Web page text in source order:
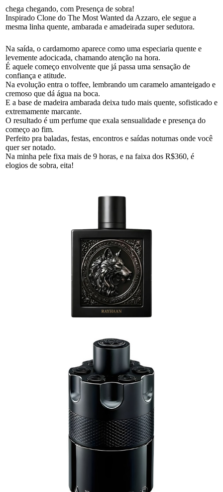
chega chegando, com Presença de sobra!
Inspirado Clone do The Most Wanted da Azzaro, ele segue a
mesma linha quente, ambarada e amadeirada super sedutora.
Na saída, o cardamomo aparece como uma especiaria quente e
levemente adocicada, chamando atenção na hora.
É aquele começo envolvente que já passa uma sensação de
confiança e atitude.
Na evolução entra o toffee, lembrando um caramelo amanteigado e
cremoso que dá água na boca.
E a base de madeira ambarada deixa tudo mais quente, sofisticado e
extremamente marcante.
O resultado é um perfume que exala sensualidade e presença do
começo ao fim.
Perfeito pra baladas, festas, encontros e saídas noturnas onde você
quer ser notado.
Na minha pele fixa mais de 9 horas, e na faixa dos R$360, é
elogios de sobra, eita!